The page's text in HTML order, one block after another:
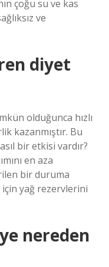
çoğu su ve kas
ve
diyet
olduğunca hızlı
kazanmıştır. Bu
bir etkisi vardır?
en aza
bir duruma
yağ rezervlerini
nereden